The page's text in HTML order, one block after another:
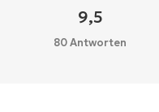
9,5
80 Antworten